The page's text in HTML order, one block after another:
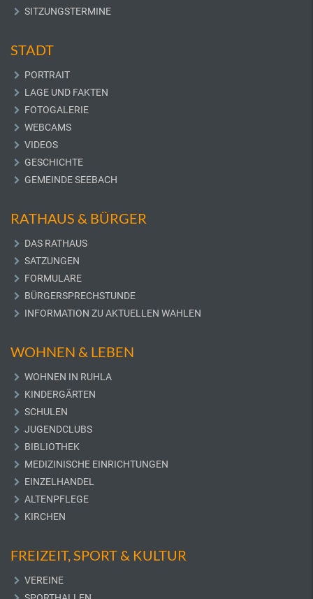
SITZUNGSTERMINE
STADT
PORTRAIT
LAGE UND FAKTEN
FOTOGALERIE
WEBCAMS
VIDEOS
GESCHICHTE
GEMEINDE SEEBACH
RATHAUS & BÜRGER
DAS RATHAUS
SATZUNGEN
FORMULARE
BÜRGERSPRECHSTUNDE
INFORMATION ZU AKTUELLEN WAHLEN
WOHNEN & LEBEN
WOHNEN IN RUHLA
KINDERGÄRTEN
SCHULEN
JUGENDCLUBS
BIBLIOTHEK
MEDIZINISCHE EINRICHTUNGEN
EINZELHANDEL
ALTENPFLEGE
KIRCHEN
FREIZEIT, SPORT & KULTUR
VEREINE